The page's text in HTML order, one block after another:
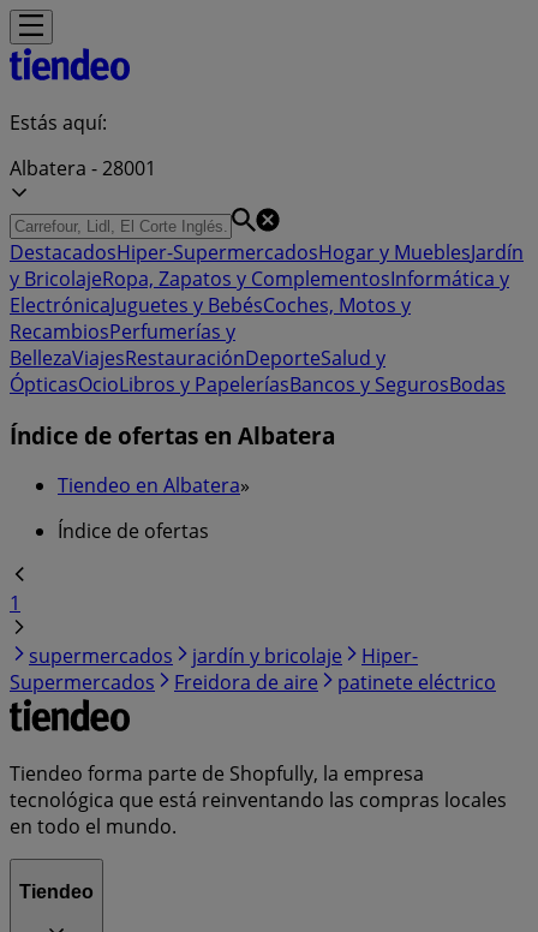
Estás aquí:
Albatera - 28001
DestacadosHiper-SupermercadosHogar y MueblesJardín
y BricolajeRopa, Zapatos y ComplementosInformática y
ElectrónicaJuguetes y BebésCoches, Motos y
RecambiosPerfumerías y
BellezaViajesRestauraciónDeporteSalud y
ÓpticasOcioLibros y PapeleríasBancos y SegurosBodas
Índice de ofertas en Albatera
Tiendeo en Albatera»
Índice de ofertas
1
supermercados
jardín y bricolaje
Hiper-
Supermercados
Freidora de aire patinete eléctrico
Tiendeo forma parte de Shopfully, la empresa
tecnológica que está reinventando las compras locales
en todo el mundo.
Tiendeo